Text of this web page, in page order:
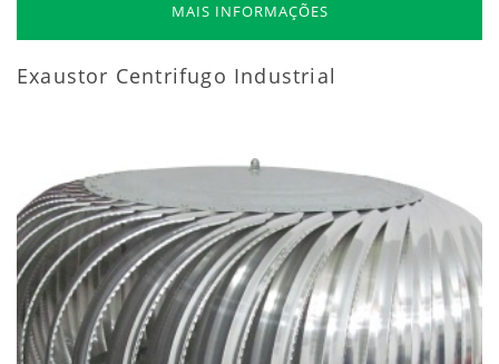
MAIS INFORMAÇÕES
Exaustor Centrifugo Industrial